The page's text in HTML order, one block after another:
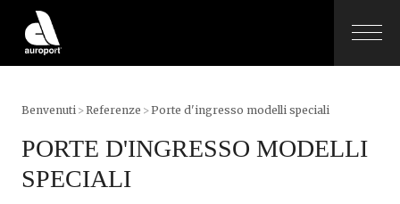
Benvenuti >Referenze >Porte d'ingresso modelli speciali
PORTE D'INGRESSO MODELLI
SPECIALI